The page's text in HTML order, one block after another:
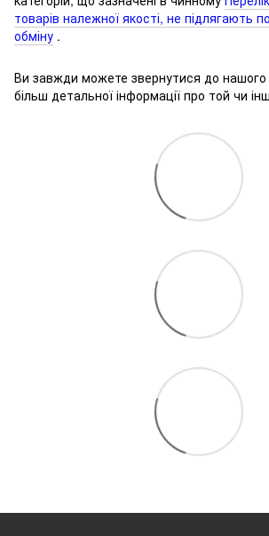
товарів належної якості, не підлягають
обміну .
Ви завжди можете звернутися до
більш детальної інформації про той чи